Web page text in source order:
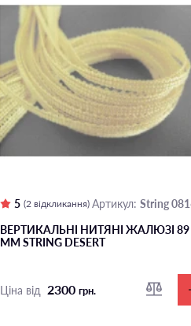
5 (2 відкликання) Артикул: String
ВЕРТИКАЛЬНІ НИТЯНІ ЖАЛЮЗІ 89
ММ STRING DESERT
Ціна від 2300 грн.